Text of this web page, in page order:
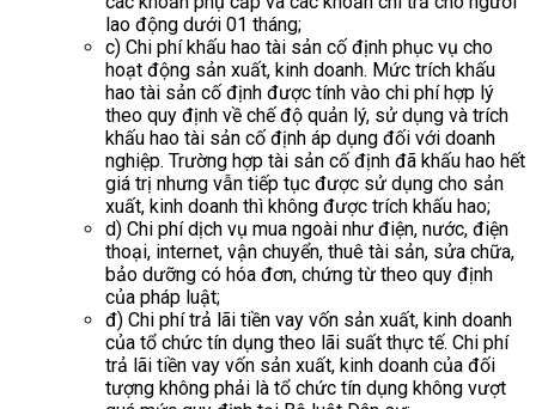
lao động dưới 01 tháng;
c) Chi phí khấu hao tài sản cố định phục vụ cho
hoạt động sản xuất, kinh doanh. Mức trích khấu
hao tài sản cố định được tính vào chi phí hợp lý
theo quy định về chế độ quản lý, sử dụng và trích
khấu hao tài sản cố định áp dụng đối với doanh
nghiệp. Trường hợp tài sản cố định đã khấu hao hết
giá trị nhưng vẫn tiếp tục được sử dụng cho sản
xuất, kinh doanh thì không được trích khấu hao;
d) Chi phí dịch vụ mua ngoài như điện, nước, điện
thoại, internet, vận chuyển, thuê tài sản, sửa chữa,
bảo dưỡng có hóa đơn, chứng từ theo quy định
của pháp luật;
đ) Chi phí trả lãi tiền vay vốn sản xuất, kinh doanh
của tổ chức tín dụng theo lãi suất thực tế. Chi phí
trả lãi tiền vay vốn sản xuất, kinh doanh của đối
tượng không phải là tổ chức tín dụng không vượt